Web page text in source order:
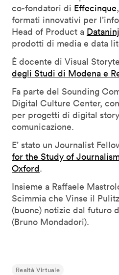
co-fondatori di Effecinque
formati innovativi per
Head of Product a
prodotti di media e data
È docente di Visual
degli Studi di Modena e
Fa parte del Sounding
Digital Culture Center,
per progetti di digital
comunicazione.
E’ stato un Journalist
for the Study of
Oxford.
Insieme a Raffaele
Scimmia che Vinse il
(buone) notizie dal futuro
(Bruno Mondadori).
Realtà Virtuale